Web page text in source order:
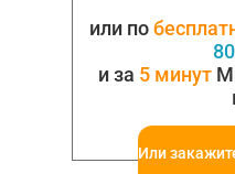
или по
и за 5 минут
Или